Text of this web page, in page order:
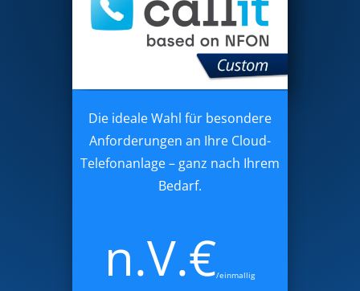
Die ideale Wahl für besondere
Anforderungen an Ihre Cloud-
Telefonanlage – ganz nach Ihrem
Bedarf.
n.V.€/einmallig